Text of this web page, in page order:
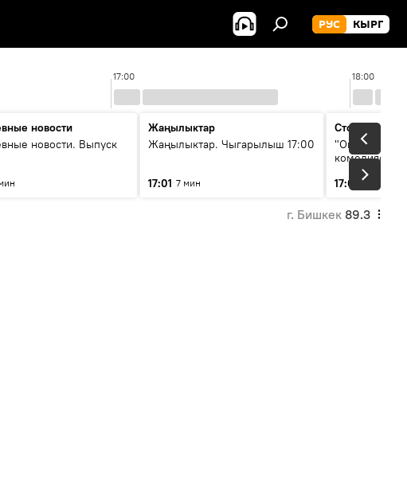
РУС КЫРГ
17:00 18:00
новости
новости. Выпуск
Жаңылыктар
Жаңылыктар. Чыгарылыш 17:00
17:01 7 мин
Стоп кадр
"Окен ава" —
комедиясы
17:08
г. Бишкек 89.3